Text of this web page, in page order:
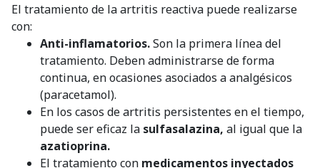
El tratamiento de la artritis reactiva puede realizarse
con:
Anti-inflamatorios.Son la primera línea del
tratamiento. Deben administrarse de forma
continua, en ocasiones asociados a analgésicos
(paracetamol).
En los casos de artritis persistentes en el tiempo,
puede ser eficaz la sulfasalazina, al igual que la
azatioprina.
El tratamiento con medicamentos inyectados